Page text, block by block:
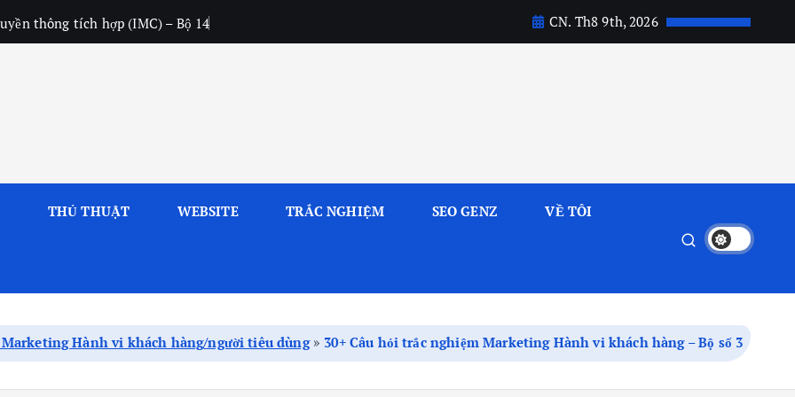
thông tích hợp (IMC) – Bộ 14 CN. Th8 9th, 2026
THỦ THUẬT WEBSITE TRẮC NGHIỆM SEO GENZ VỀ TÔI
Hành vi khách hàng/người tiêu dùng» 30+ Câu hỏi trắc nghiệm Marketing Hành vi khách hàng – Bộ số 3